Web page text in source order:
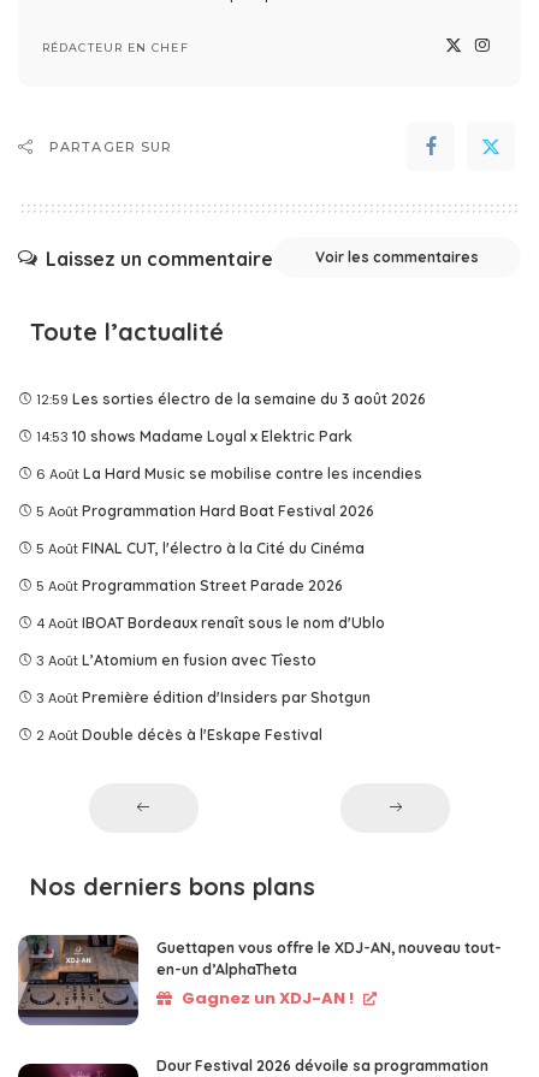
RÉDACTEUR EN CHEF
PARTAGER SUR
Laissez un commentaire Voir les commentaires
Toute l’actualité
12:59 Les sorties électro de la semaine du 3 août 2026
14:53 10 shows Madame Loyal x Elektric Park
6 Août La Hard Music se mobilise contre les incendies
5 Août Programmation Hard Boat Festival 2026
5 Août FINAL CUT, l'électro à la Cité du Cinéma
5 Août Programmation Street Parade 2026
4 Août IBOAT Bordeaux renaît sous le nom d'Ublo
3 Août L’Atomium en fusion avec Tîesto
3 Août Première édition d'Insiders par Shotgun
2 Août Double décès à l'Eskape Festival
Nos derniers bons plans
Guettapen vous offre le XDJ-AN, nouveau tout-
en-un d’AlphaTheta
Gagnez un XDJ-AN !
Dour Festival 2026 dévoile sa programmation